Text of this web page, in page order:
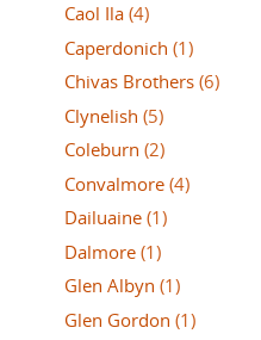
Caol Ila (4)
Caperdonich (1)
Chivas Brothers (6)
Clynelish (5)
Coleburn (2)
Convalmore (4)
Dailuaine (1)
Dalmore (1)
Glen Albyn (1)
Glen Gordon (1)